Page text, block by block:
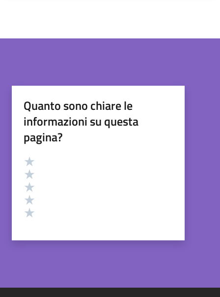
Quanto sono chiare le
informazioni su questa
pagina?
Valutazione